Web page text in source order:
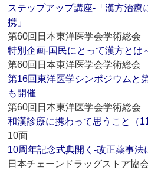
ステップアップ講座‐「漢方治
携」
第60回日本東洋医学会学術総会
特別企画‐国民にとって漢方とは
第60回日本東洋医学会学術総会
第16回東洋医学シンポジウムと
も開催
第60回日本東洋医学会学術総会
和漢診療に携わって思うこと（11
10面
10周年記念式典開く‐改正薬事
日本チェーンドラッグストア協会